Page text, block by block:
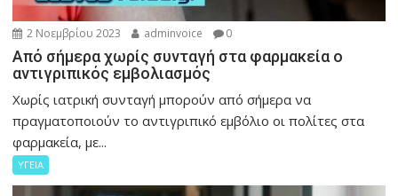
2 Νοεμβρίου 2023 adminvoice 0
Από σήμερα χωρίς συνταγή στα φαρμακεία ο
αντιγριπικός εμβολιασμός
Χωρίς ιατρική συνταγή μπορούν από σήμερα να
πραγματοποιούν το αντιγριπικό εμβόλιο οι πολίτες στα
φαρμακεία, με...
ΥΓΕΙΑ